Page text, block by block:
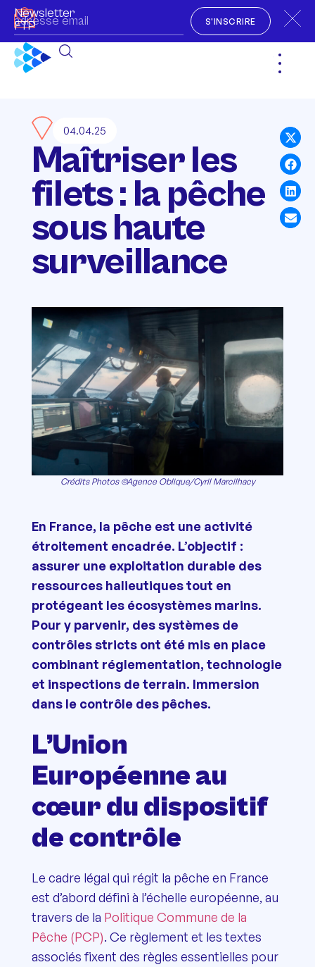
Newsletter
FTP
S'INSCRIRE
04.04.25
Maîtriser les
filets : la pêche
sous haute
surveillance
Crédits Photos ©Agence Oblique/Cyril Marcilhacy
En France, la pêche est une activité
étroitement encadrée. L’objectif :
assurer une exploitation durable des
ressources halieutiques tout en
protégeant les écosystèmes marins.
Pour y parvenir, des systèmes de
contrôles stricts ont été mis en place
combinant réglementation, technologie
et inspections de terrain. Immersion
dans le contrôle des pêches.
L’Union
Européenne au
cœur du dispositif
de contrôle
Le cadre légal qui régit la pêche en France
est d’abord défini à l’échelle européenne, au
travers de la Politique Commune de la
Pêche (PCP). Ce règlement et les textes
associés fixent des règles essentielles pour